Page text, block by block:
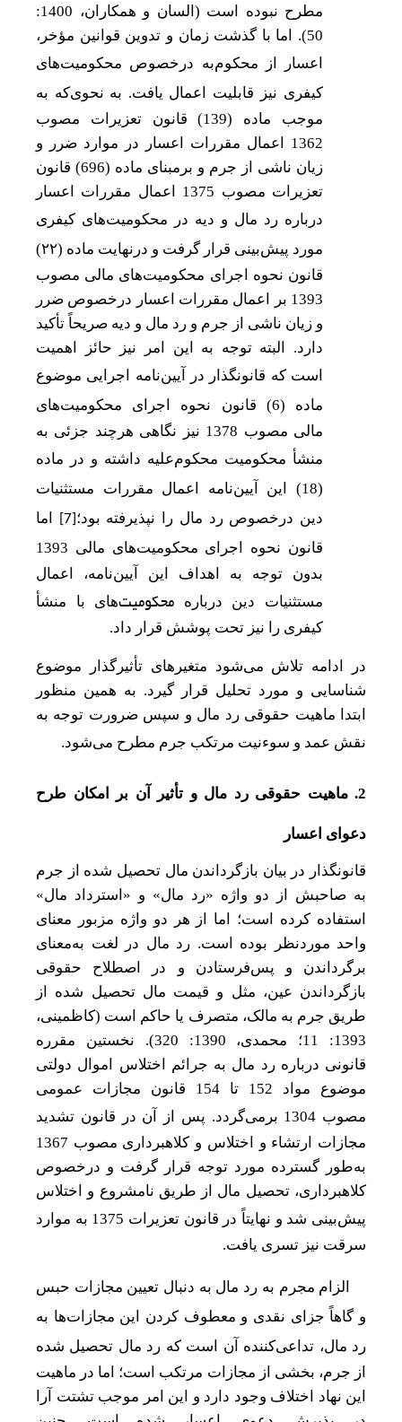
مطرح نبوده است
(السان و همکاران، 1400:
50) . اما با گذشت زمان و تدوین قوانین مؤخر،
اعسار از محکومبه درخصوص محکومیتهای
کیفری نیز قابلیت اعمال یافت. به نحوی‌که به
موجب ماده (139) قانون تعزیرات مصوب
1362 اعمال مقررات اعسار در موارد ضرر و
زیان ناشی از جرم و برمبنای ماده (696) قانون
تعزیرات مصوب 1375 اعمال مقررات اعسار
درباره رد مال و دیه در محکومیتهای کیفری
مورد پیشبینی قرار گرفت و درنهایت ماده (۲۲)
قانون نحوه اجرای محکومیت‌‌های مالی مصوب
1393 بر اعمال مقررات اعسار درخصوص ضرر
و زیان ناشی از جرم و رد مال و دیه صریحاً تأکید
دارد. البته توجه به این امر نیز حائز اهمیت
است که قانونگذار در آییننامه اجرایی موضوع
ماده (6) قانون نحوه اجرای محکومیت
های
مالی مصوب 1378 نیز نگاهی هرچند جزئی به
منشأ محکومیت محکومعلیه داشته و در ماده
(18) این آیین
نامه اعمال مقررات مستثنیات
دین درخصوص رد مال را نپذیرفته بود؛[7]
اما
قانون نحوه اجرای محکومیت
های مالی 1393
بدون توجه به اهداف این آیین‌نامه، اعمال
مستثنیات دین درباره
محکومیتهای با منشأ
کیفری را نیز تحت پوشش قرار داد.
در ادامه تلاش می‌شود متغیرهای تأثیرگذار موضوع
شناسایی و مورد تحلیل قرار گیرد. به همین منظور
ابتدا ماهیت حقوقی رد مال و سپس ضرورت توجه به
نقش عمد و سوءنیت مرتکب جرم مطرح می‌شود.
2. ماهیت حقوقی رد مال و تأثیر آن بر امکان طرح
دعوای اعسار
قانونگذار در بیان بازگرداندن مال تحصیل شده از جرم
به صاحبش از دو واژه «رد مال» و «استرداد مال»
استفاده کرده است؛ اما از هر دو واژه مزبور معنای
واحد موردنظر بوده است. رد مال در لغت به‌معنای
برگرداندن و پس‌فرستادن و در اصطلاح حقوقی
بازگرداندن عین، مثل و قیمت مال تحصیل شده از
طریق جرم به مالک، متصرف یا حاکم است (کاظمینی،
1393: 11؛ محمدی، 1390: 320). نخستین مقرره
قانونی درباره رد مال به جرائم اختلاس اموال دولتی
موضوع مواد 152 تا 154 قانون مجازات عمومی
مصوب 1304 برمی
گردد. پس از آن در قانون تشدید
مجازات ارتشاء و اختلاس و کلاهبرداری مصوب 1367
به‌طور گسترده مورد توجه قرار گرفت و درخصوص
کلاهبرداری، تحصیل مال از طریق نامشروع و اختلاس
پیشبینی شد
و نهایتاً در قانون تعزیرات 1375 به موارد
سرقت نیز تسری یافت.
الزام مجرم به رد مال به دنبال تعیین مجازات حبس
و گاهاً جزای نقدی و معطوف کردن این مجازاتها به
رد مال، تداعیکننده آن است که رد مال تحصیل شده
از جرم، بخشی از مجازات مرتکب است؛ اما در ماهیت
این نهاد اختلاف وجود دارد و این امر موجب تشتت آرا